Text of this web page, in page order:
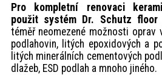
Pro kompletní renovaci
použit systém Dr. Schutz floor
téměř neomezené možnosti oprav
podlahovin, litých epoxidových a
litých minerálních cementových
dlažeb, ESD podlah a mnoho jiného.